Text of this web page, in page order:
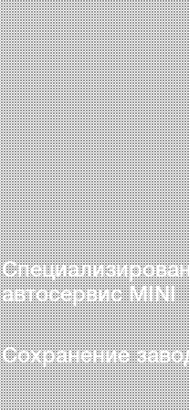
автосервис MINI
Сохранение